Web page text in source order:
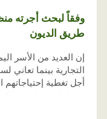
وفقاً لبحث أجرته
طريق الديون
إن العديد من الأسر
التجارية بينما
أجل تغطية